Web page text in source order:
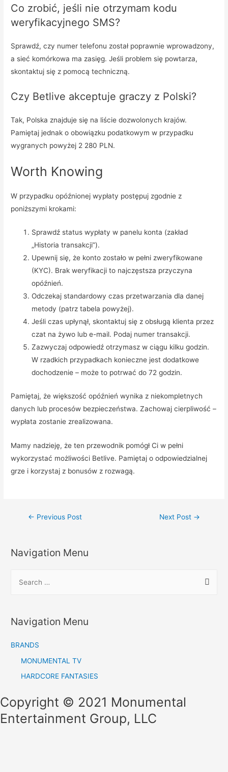
Co zrobić, jeśli nie otrzymam kodu
weryfikacyjnego SMS?
Sprawdź, czy numer telefonu został poprawnie wprowadzony,
a sieć komórkowa ma zasięg. Jeśli problem się powtarza,
skontaktuj się z pomocą techniczną.
Czy Betlive akceptuje graczy z Polski?
Tak, Polska znajduje się na liście dozwolonych krajów.
Pamiętaj jednak o obowiązku podatkowym w przypadku
wygranych powyżej 2 280 PLN.
Worth Knowing
W przypadku opóźnionej wypłaty postępuj zgodnie z
poniższymi krokami:
Sprawdź status wypłaty w panelu konta (zakład
„Historia transakcji”).
Upewnij się, że konto zostało w pełni zweryfikowane
(KYC). Brak weryfikacji to najczęstsza przyczyna
opóźnień.
Odczekaj standardowy czas przetwarzania dla danej
metody (patrz tabela powyżej).
Jeśli czas upłynął, skontaktuj się z obsługą klienta przez
czat na żywo lub e-mail. Podaj numer transakcji.
Zazwyczaj odpowiedź otrzymasz w ciągu kilku godzin.
W rzadkich przypadkach konieczne jest dodatkowe
dochodzenie – może to potrwać do 72 godzin.
Pamiętaj, że większość opóźnień wynika z niekompletnych
danych lub procesów bezpieczeństwa. Zachowaj cierpliwość –
wypłata zostanie zrealizowana.
Mamy nadzieję, że ten przewodnik pomógł Ci w pełni
wykorzystać możliwości Betlive. Pamiętaj o odpowiedzialnej
grze i korzystaj z bonusów z rozwagą.
Post
← Previous Post Next Post →
Navigation Menu
r
h
:
Navigation Menu
BRANDS
MONUMENTAL TV
HARDCORE FANTASIES
Copyright © 2021 Monumental
Entertainment Group, LLC